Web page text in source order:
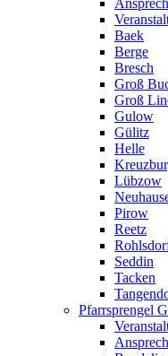
Baek
Berge
Bresch
Groß
Groß
Gulow
Gülitz
Helle
Lübzow
Pirow
Reetz
Seddin
Tacken
Pfarrsprengel